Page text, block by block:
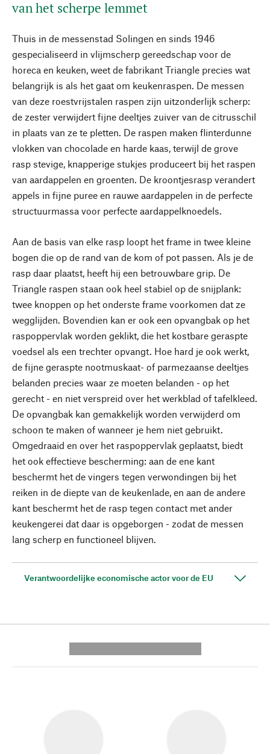
van het scherpe lemmet
Thuis in de messenstad Solingen en sinds 1946
gespecialiseerd in vlijmscherp gereedschap voor de
horeca en keuken, weet de fabrikant Triangle precies wat
belangrijk is als het gaat om keukenraspen. De messen
van deze roestvrijstalen raspen zijn uitzonderlijk scherp:
de zester verwijdert fijne deeltjes zuiver van de citrusschil
in plaats van ze te pletten. De raspen maken flinterdunne
vlokken van chocolade en harde kaas, terwijl de grove
rasp stevige, knapperige stukjes produceert bij het raspen
van aardappelen en groenten. De kroontjesrasp verandert
appels in fijne puree en rauwe aardappelen in de perfecte
structuurmassa voor perfecte aardappelknoedels.
Aan de basis van elke rasp loopt het frame in twee kleine
bogen die op de rand van de kom of pot passen. Als je de
rasp daar plaatst, heeft hij een betrouwbare grip. De
Triangle raspen staan ook heel stabiel op de snijplank:
twee knoppen op het onderste frame voorkomen dat ze
wegglijden. Bovendien kan er ook een opvangbak op het
raspoppervlak worden geklikt, die het kostbare geraspte
voedsel als een trechter opvangt. Hoe hard je ook werkt,
de fijne geraspte nootmuskaat- of parmezaanse deeltjes
belanden precies waar ze moeten belanden - op het
gerecht - en niet verspreid over het werkblad of tafelkleed.
De opvangbak kan gemakkelijk worden verwijderd om
schoon te maken of wanneer je hem niet gebruikt.
Omgedraaid en over het raspoppervlak geplaatst, biedt
het ook effectieve bescherming: aan de ene kant
beschermt het de vingers tegen verwondingen bij het
reiken in de diepte van de keukenlade, en aan de andere
kant beschermt het de rasp tegen contact met ander
keukengerei dat daar is opgeborgen - zodat de messen
lang scherp en functioneel blijven.
Verantwoordelijke economische actor voor de EU